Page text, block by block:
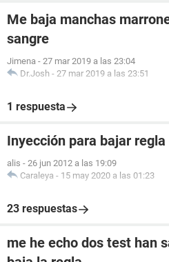
Me baja manchas
sangre
Jimena - 27 mar 2019 a las 23:04
Dr.Josh - 27 mar 2019 a las 23:51
1 respuesta
Inyección para bajar
alis - 26 jun 2012 a las 19:09
Caraleya - 15 may 2020 a las 01:23
23 respuestas
me he echo dos test han